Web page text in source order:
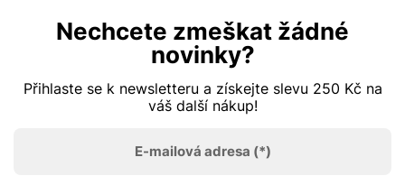
Nechcete zmeškat žádné
novinky?
Přihlaste se k newsletteru a získejte slevu 250 Kč na
váš další nákup!
E-mailová adresa (*)